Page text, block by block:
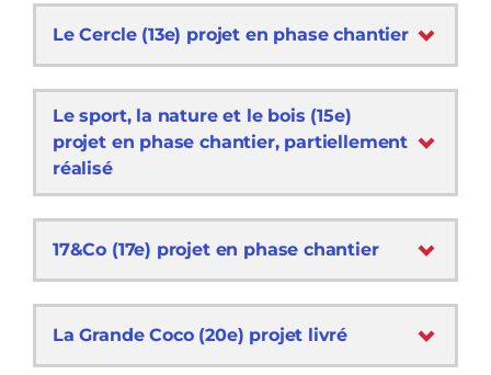
Le Cercle (13e) projet en phase chantier
Le sport, la nature et le bois (15e)
projet en phase chantier, partiellement
réalisé
17&Co (17e) projet en phase chantier
La Grande Coco (20e) projet livré